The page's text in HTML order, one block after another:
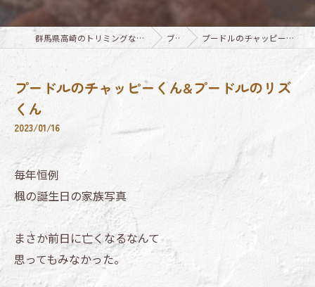
群馬県高崎のトリミングならTrimming Salon E-basho ブログ プードルのチャッピーくん&プードルのリズくん
プードルのチャッピーくん&プードルのリズ
くん
2023/01/16
毎年恒例
楓の誕生日の家族写真
まさか前日に亡くなるなんて
思ってもみなかった。